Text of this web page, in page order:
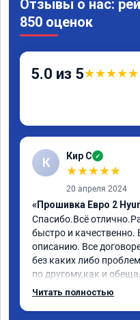
Отзывы о нас:
850 оценок
5.0 из 5★★★★★
К Кир С ✓
★★★★★
20 апреля 2024
«Прошивка Евро 2
Спасибо.Всё
быстро и качественно.
описанию. Все
без каких либо
по другому,как и
понравилось.
Читать полностью